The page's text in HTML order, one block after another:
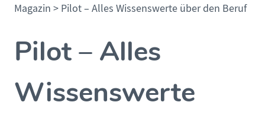
Magazin > Pilot – Alles Wissenswerte über den Beruf
Pilot – Alles
Wissenswerte